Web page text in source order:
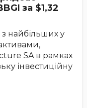
за $1,32
найбільших у
SA в рамках
інвестиційну